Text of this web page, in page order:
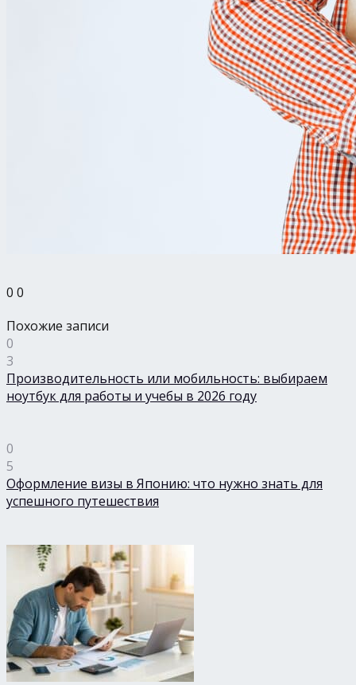
0 0
Похожие записи
0
3
Производительность или мобильность: выбираем
ноутбук для работы и учебы в 2026 году
0
5
Оформление визы в Японию: что нужно знать для
успешного путешествия